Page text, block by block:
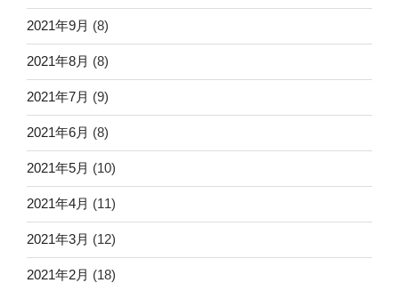
2021年9月 (8)
2021年8月 (8)
2021年7月 (9)
2021年6月 (8)
2021年5月 (10)
2021年4月 (11)
2021年3月 (12)
2021年2月 (18)